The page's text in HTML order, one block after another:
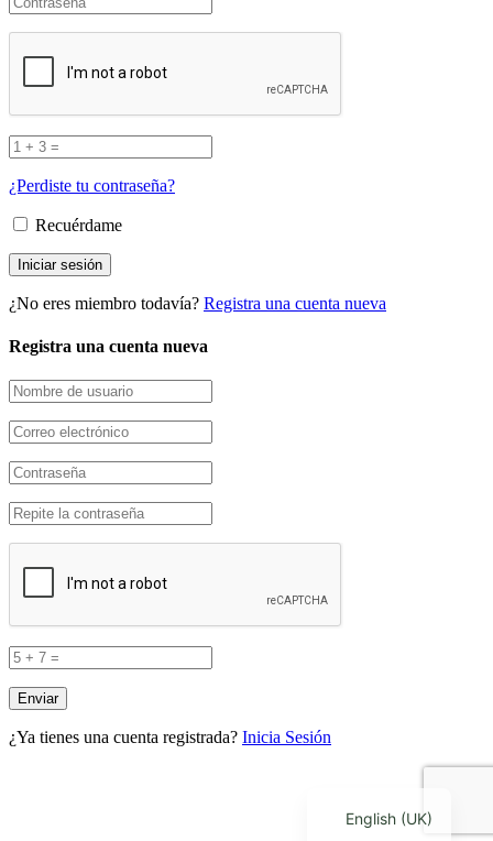
¿Perdiste tu contraseña?
Recuérdame
¿No eres miembro todavía? Registra una cuenta nueva
Registra una cuenta nueva
¿Ya tienes una cuenta registrada? Inicia Sesión
English (UK)